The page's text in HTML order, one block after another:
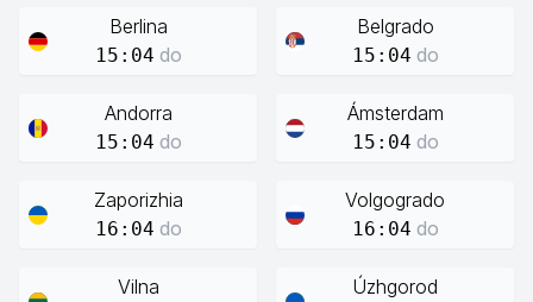
Berlina
15:04 do
Belgrado
15:04 do
Andorra
15:04 do
Ámsterdam
15:04 do
Zaporizhia
16:04 do
Volgogrado
16:04 do
Vilna Úzhgorod